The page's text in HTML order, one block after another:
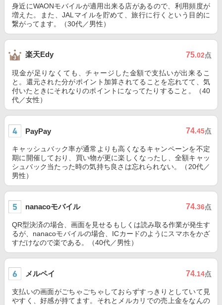
身近にWAONモバイルが適用出来る店があるので、利用頻度が
増えた。また、JALマイルを貯めて、旅行に行くという目的に
繋がってます。（30代／男性）
楽天Edy 75.02点
現金が足りなくても、チャージした金額で支払いが出来るこ
と。還元された分がポイント加算されてることを忘れてて、気
付いたときにそれなりのポイントになってたりすること。（40
代／女性）
PayPay 74.45点
キャッシュバック率が通常よりも高くなるキャンペーンを不定
期に開催しており、買い物が更に楽しくなったし、全額キャッ
シュバック当たった時の気持ち良さは忘れられない。（20代／
男性）
nanacoモバイル 74.36点
QR型決済の場合、画面を見せるもしくは読み取る作業が発生す
るが、nanacoモバイルの場合、ICカードのようにスマホをかざ
すだけなので楽である。（40代／男性）
メルペイ 74.14点
支払いの画面がごちゃごちゃしておらずすっきりとしていて見
やすく、好感が持てます。それとメルカリでの売上金をなんの